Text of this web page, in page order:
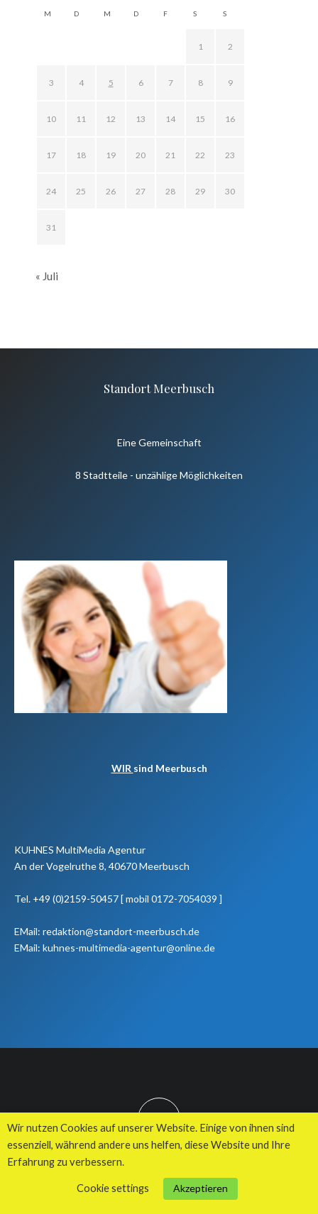
M D M D F S S
1 2
3 4 5 6 7 8 9
10 11 12 13 14 15 16
17 18 19 20 21 22 23
24 25 26 27 28 29 30
31
« Juli
Standort Meerbusch
Eine Gemeinschaft
8 Stadtteile - unzählige Möglichkeiten
WIR sind Meerbusch
KUHNES MultiMedia Agentur
An der Vogelruthe 8, 40670 Meerbusch
Tel. +49 (0)2159-50457 [ mobil 0172-7054039 ]
EMail: redaktion@standort-meerbusch.de
EMail: kuhnes-multimedia-agentur@online.de
TOP
© 2026 Kuhnes MultiMedia Agentur
Wir nutzen Cookies auf unserer Website. Einige von ihnen sind
essenziell, während andere uns helfen, diese Website und Ihre
Erfahrung zu verbessern.
Cookie settings Akzeptieren